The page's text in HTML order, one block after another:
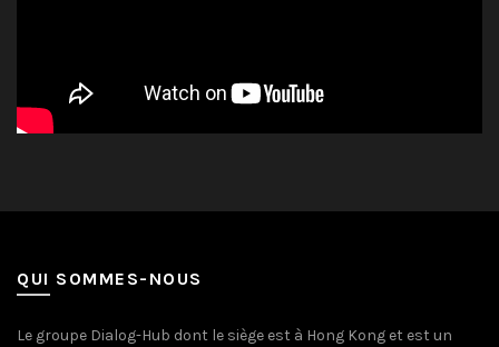
QUI SOMMES-NOUS
Le groupe Dialog-Hub dont le siège est à Hong Kong et est un